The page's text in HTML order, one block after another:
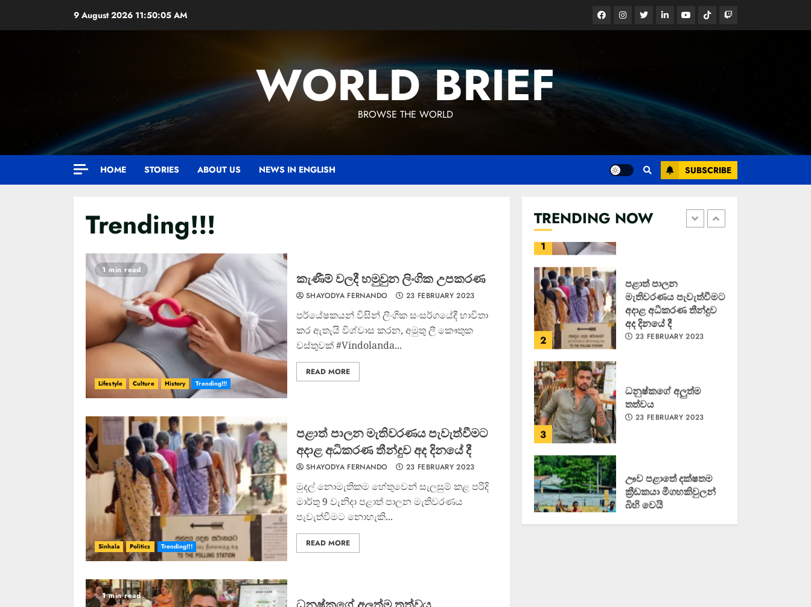
9 August 2026 11:50:05 AM FacebookInstagram
TwitterLinkedinYoutubeTiktokGoogle
News
WORLD BRIEF
BROWSE THE WORLD
HOME STORIES ABOUT US NEWS IN ENGLISH SUBSCRIBE
Trending!!!
1 min read
Lifestyle Culture History Trending!!!
කැණීම් වලදී හමුවුන ලිංගික උපකරණ
SHAYODYA FERNANDO 23 FEBRUARY 2023
පර්යේෂකයන් විසින් ලිංගික සංසර්ගයේදී භාවිතා
කර ඇතැයි විශ්වාස කරන, අමුතු ලී කෞතුක
වස්තුවක් #Vindolanda...
READ MORE
Sinhala Politics Trending!!!
පළාත් පාලන මැතිවරණය පැවැත්වීමට
අදාළ අධිකරණ තීන්දුව අද දිනයේ දී
SHAYODYA FERNANDO 23 FEBRUARY 2023
මුදල් නොමැතිකම හේතුවෙන් සැලසුම් කළ පරිදි
මාර්තු 9 වැනිදා පළාත් පාලන මැතිවරණය
පැවැත්වීමට නොහැකි...
READ MORE
1 min read
TRENDING NOW
4
බිහි වෙයි
22 OCTOBER 2022
1
ලිංගික උපකරණ
23 FEBRUARY 2023
2
පළාත් පාලන
මැතිවරණය පැවැත්වීමට
අදාළ අධිකරණ තීන්දුව
අද දිනයේ දී
23 FEBRUARY 2023
3
ධනුෂ්කගේ අලුත්ම
තත්වය
23 FEBRUARY 2023
4
ඌව පළාතේ දක්ෂතම
ක්‍රීඩකයා මීගහකිවුලන්
බිහි වෙයි